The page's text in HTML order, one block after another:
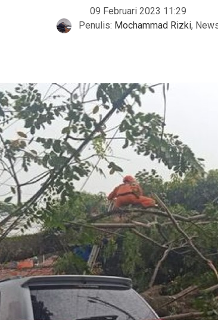
09 Februari 2023 11:29
Penulis: Mochammad Rizki,